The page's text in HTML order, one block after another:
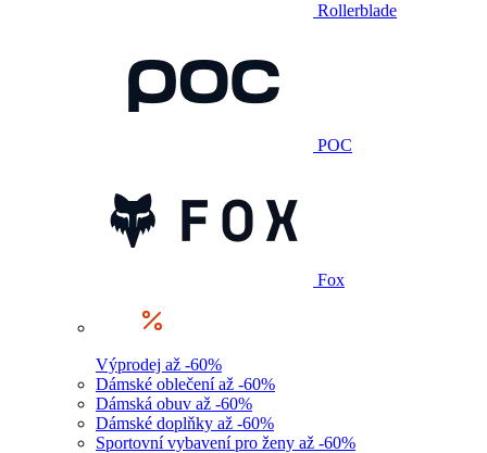
Rollerblade
POC
Fox
Výprodej až -60%
Dámské oblečení až -60%
Dámská obuv až -60%
Dámské doplňky až -60%
Sportovní vybavení pro ženy až -60%